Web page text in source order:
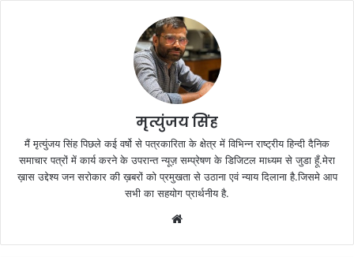
मृत्युंजय सिंह
मैं मृत्युंजय सिंह पिछले कई वर्षो से पत्रकारिता के क्षेत्र में विभिन्न राष्ट्रीय हिन्दी दैनिक
समाचार पत्रों में कार्य करने के उपरान्त न्यूज़ सम्प्रेषण के डिजिटल माध्यम से जुडा हूँ.मेरा
ख़ास उद्देश्य जन सरोकार की ख़बरों को प्रमुखता से उठाना एवं न्याय दिलाना है.जिसमे आप
सभी का सहयोग प्रार्थनीय है.